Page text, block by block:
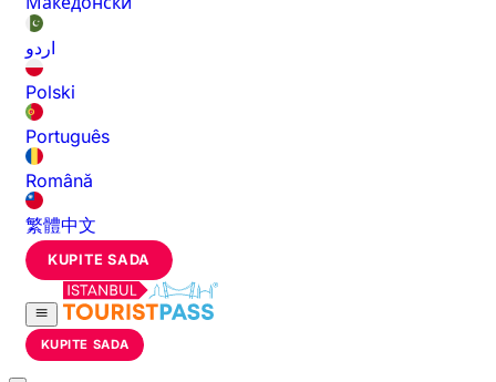
اردو
Polski
Português
Română
繁體中文
KUPITE SADA
KUPITE SADA